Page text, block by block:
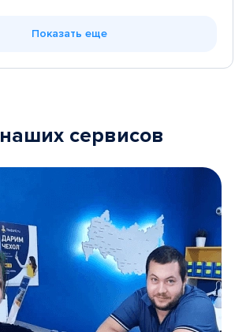
Показать еще
наших сервисов